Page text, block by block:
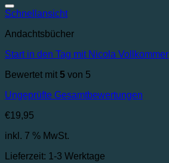
Schnellansicht
Andachtsbücher
Start in den Tag mit Nicola Vollkommer
Bewertet mit 5 von 5
Ungeprüfte Gesamtbewertungen
€19,95
inkl. 7 % MwSt.
Lieferzeit: 1-3 Werktage